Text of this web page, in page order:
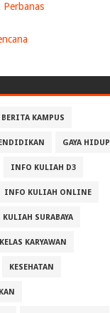
Perbanas
BERITA KAMPUS
GAYA HIDUP
INFO KULIAH D3
INFO KULIAH ONLINE
SURABAYA
KELAS KARYAWAN
KESEHATAN